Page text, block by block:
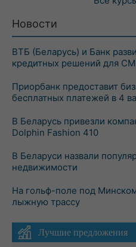
Новости
ВТБ (Беларусь) и Банк
кредитных решений для
Приорбанк предоставит
бесплатных платежей в 4
В Беларусь привезли
Dolphin Fashion 410
В Беларуси назвали
недвижимости
На гольф-поле под
лыжную трассу
Лучшие предложения